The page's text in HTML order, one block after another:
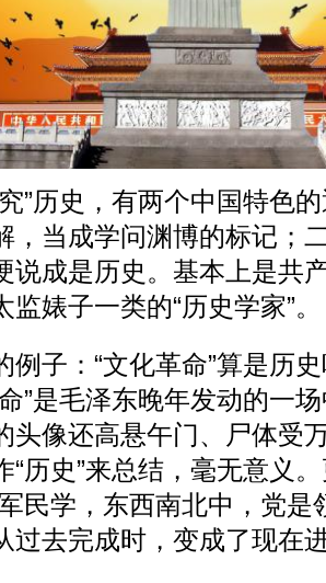
”历史，有两个中国特色
，当成学问渊博的标记；
说成是历史。基本上是共
监婊子一类的“历史学家”。
例子：“文化革命”算是历
”是毛泽东晚年发动的一
头像还高悬午门、尸体受
“历史”来总结，毫无意义
民学，东西南北中，党是
过去完成时，变成了现在